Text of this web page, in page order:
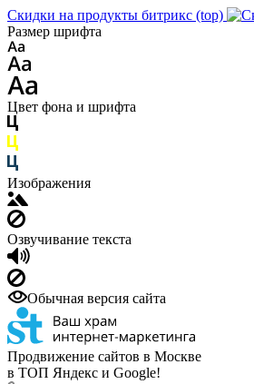
Скидки на продукты битрикс (top)
Размер шрифта
Цвет фона и шрифта
Изображения
Озвучивание текста
Обычная версия сайта
Продвижение сайтов в Москве
в ТОП Яндекс и Google!